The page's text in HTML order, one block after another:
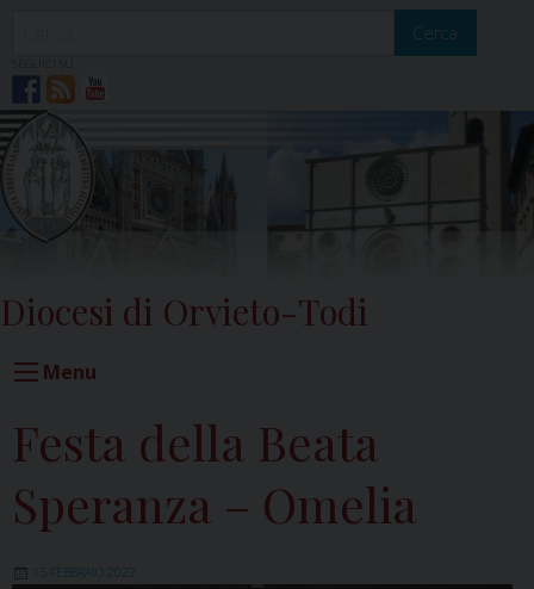
Cerca
Diocesi di Orvieto-Todi
Menu
Festa della Beata
Speranza – Omelia
15 FEBBRAIO 2022